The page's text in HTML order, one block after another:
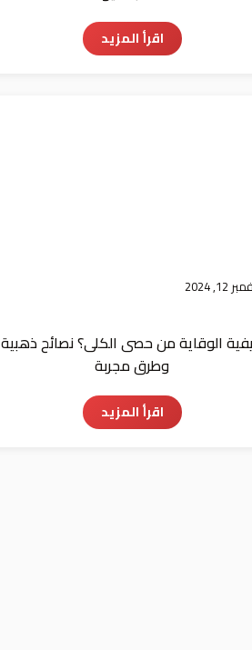
اقرأ المزيد
12, 2024
الوقاية من حصى الكلى؟ نصائح ذهبية
وطرق مجربة
اقرأ المزيد